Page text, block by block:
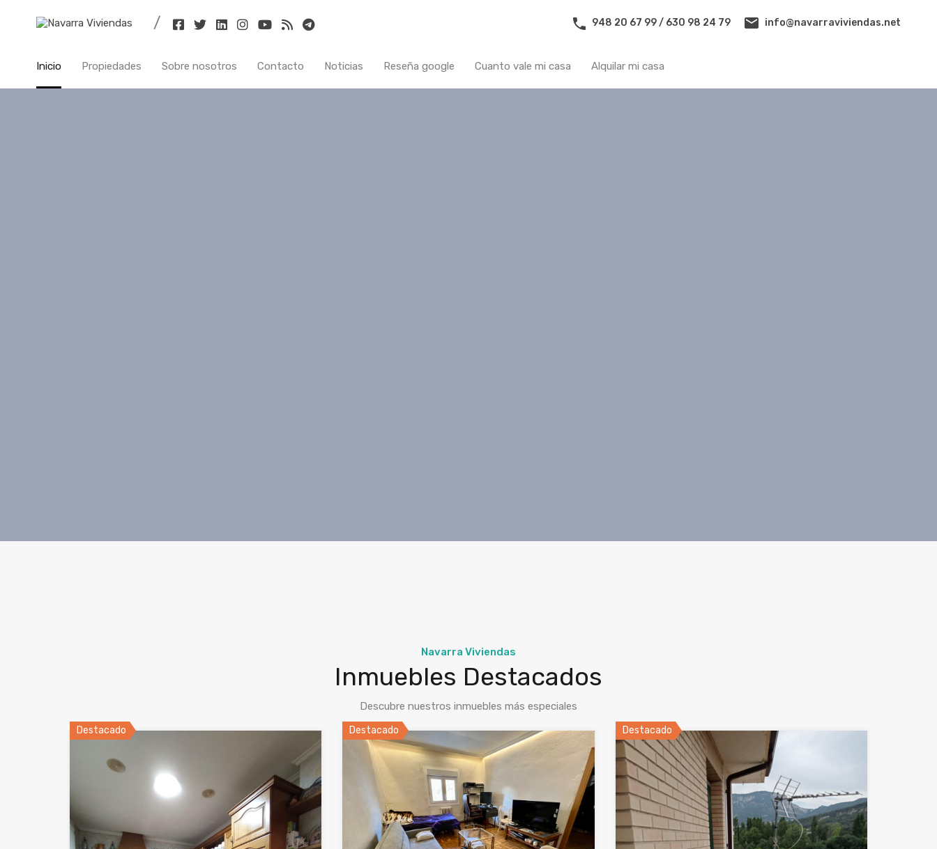
Inicio Noticias Reseña google Cuanto vale mi casa Alquilar mi casa
948 20 67 99 / 630 98 24 79 info@navarraviviendas.net
Inicio Propiedades Sobre nosotros Contacto Noticias Reseña google Cuanto vale mi casa Alquilar mi casa
Navarra Viviendas
Inmuebles Destacados
Descubre nuestros inmuebles más especiales
Destacado Destacado Destacado